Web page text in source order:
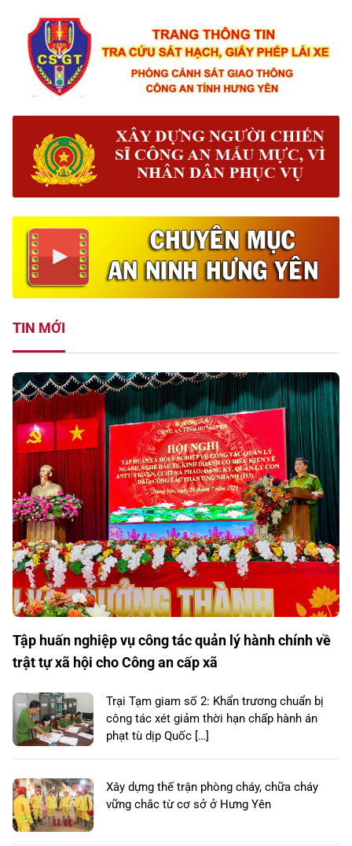
TIN MỚI
Tập huấn nghiệp vụ công tác quản lý hành chính về
trật tự xã hội cho Công an cấp xã
Trại Tạm giam số 2: Khẩn trương chuẩn bị
công tác xét giảm thời hạn chấp hành án
phạt tù dịp Quốc […]
Xây dựng thế trận phòng cháy, chữa cháy
vững chắc từ cơ sở ở Hưng Yên